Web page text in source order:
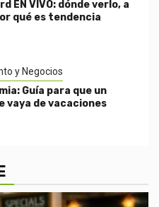
EN VIVO: dónde verlo, a
qué es tendencia
y Negocios
Guía para que un
vaya de vacaciones